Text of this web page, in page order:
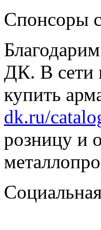
Спонсоры
ДК. В сети
купить
dk.ru/
розницу и